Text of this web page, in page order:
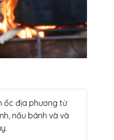
ốc địa phương từ
nấu bánh và và